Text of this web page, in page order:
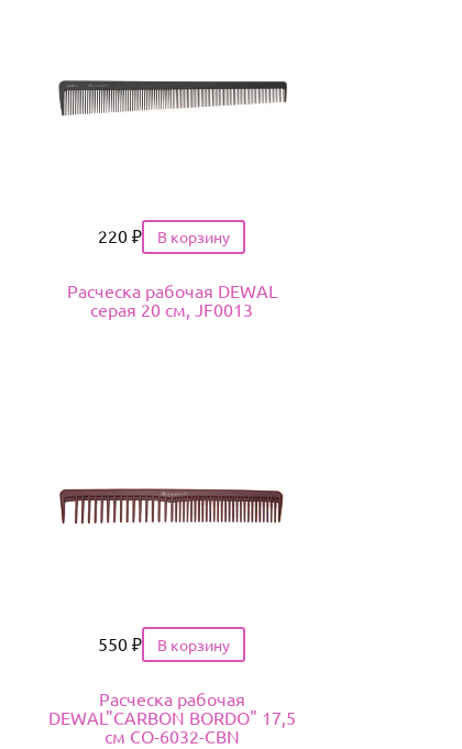
Цена
220 ₽
Расческа рабочая DEWAL
серая 20 см, JF0013
Цена
550 ₽
Расческа рабочая
DEWAL"CARBON BORDO" 17,5
см CO-6032-CBN